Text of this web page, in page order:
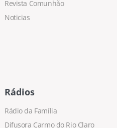
Revista Comunhão
Noticias
Rádios
Rádio da Família
Difusora Carmo do Rio Claro